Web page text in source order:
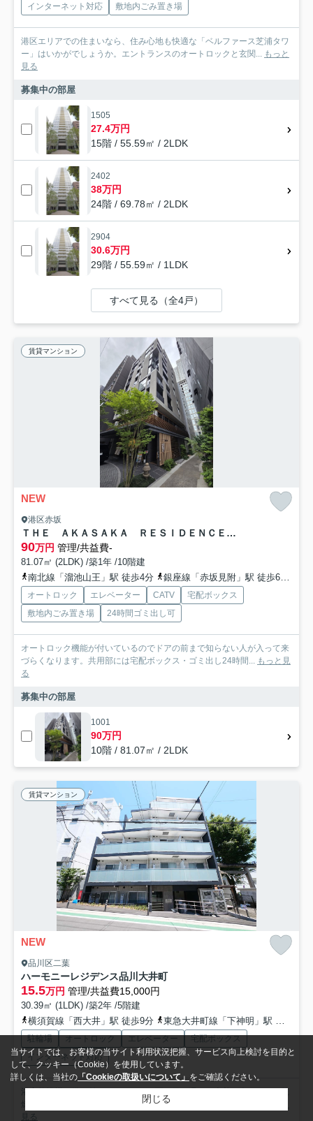
インターネット対応
敷地内ごみ置き場
港区エリアでの住まいなら、住み心地も快適な「ベルファース芝浦タワ
ー」はいかがでしょうか。エントランスのオートロックと玄関...
もっと
見る
募集中の部屋
1505
27.4万円
15階 / 55.59㎡ / 2LDK
2402
38万円
24階 / 69.78㎡ / 2LDK
2904
30.6万円
29階 / 55.59㎡ / 1LDK
すべて見る（全4戸）
賃貸マンション
NEW
港区赤坂
ＴＨＥ ＡＫＡＳＡＫＡ ＲＥＳＩＤＥＮＣＥ Ｓ．Ｏ．Ａ． －ｓｐｉｒｉ
90万円 管理/共益費-
81.07㎡ (2LDK) /築1年 /10階建
南北線「溜池山王」駅 徒歩4分
銀座線「赤坂見附」駅 徒歩6分
オートロック エレベーター CATV
宅配ボックス
敷地内ごみ置き場
24時間ゴミ出し可
オートロック機能が付いているのでドアの前まで知らない人が入って来
づらくなります。共用部には宅配ボックス・ゴミ出し24時間...
もっと見
る
募集中の部屋
1001
90万円
10階 / 81.07㎡ / 2LDK
賃貸マンション
NEW
品川区二葉
ハーモニーレジデンス品川大井町
15.5万円 管理/共益費15,000円
30.39㎡ (1LDK) /築2年 /5階建
横須賀線「西大井」駅 徒歩9分
東急大井町線「下神明」駅 徒歩6分
駐輪場 オートロック エレベーター
宅配ボックス
インターネット対応
浴室乾燥機を備え付けているので、雨の日で濡れた上着や傘もすぐに乾
燥できます。住人以外が住居エリアに侵入しにくく安全性が上...
見る
当サイトでは、お客様の当サイト利用状況把握、サービス向上検討を目的と
して、クッキー（Cookie）を使用しています。
詳しくは、当社の 「Cookieの取扱いについて」 をご確認ください。
閉じる